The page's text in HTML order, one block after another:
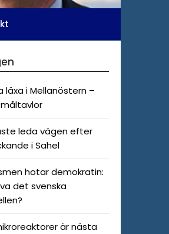
läxa i Mellanöstern –
leda vägen efter
i Sahel
hotar demokratin:
det svenska
är nästa